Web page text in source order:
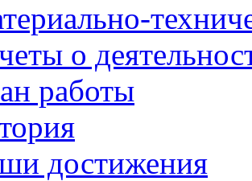
о
работы
достижения